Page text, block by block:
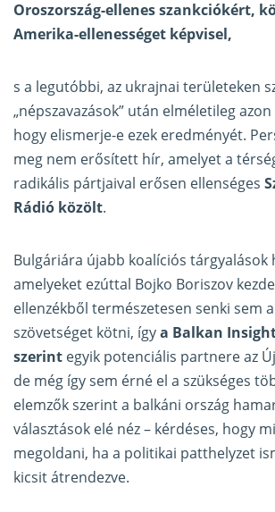
Oroszország-ellenes szankciókért,
Amerika-ellenességet képvisel,
s a legutóbbi, az ukrajnai területeken
„népszavazások” után elméletileg
hogy elismerje-e ezek eredményét.
meg nem erősített hír, amelyet a
radikális pártjaival erősen ellenséges
Rádió közölt.
Bulgáriára újabb koalíciós tárgyalások
amelyeket ezúttal Bojko Boriszov
ellenzékből természetesen senki sem
szövetséget kötni, ígya Balkan
szerint egyik potenciális partnere az
de még így sem érné el a szükséges
elemzők szerint a balkáni ország
választások elé néz – kérdéses, hogy
megoldani, ha a politikai patthelyzet
kicsit átrendezve.